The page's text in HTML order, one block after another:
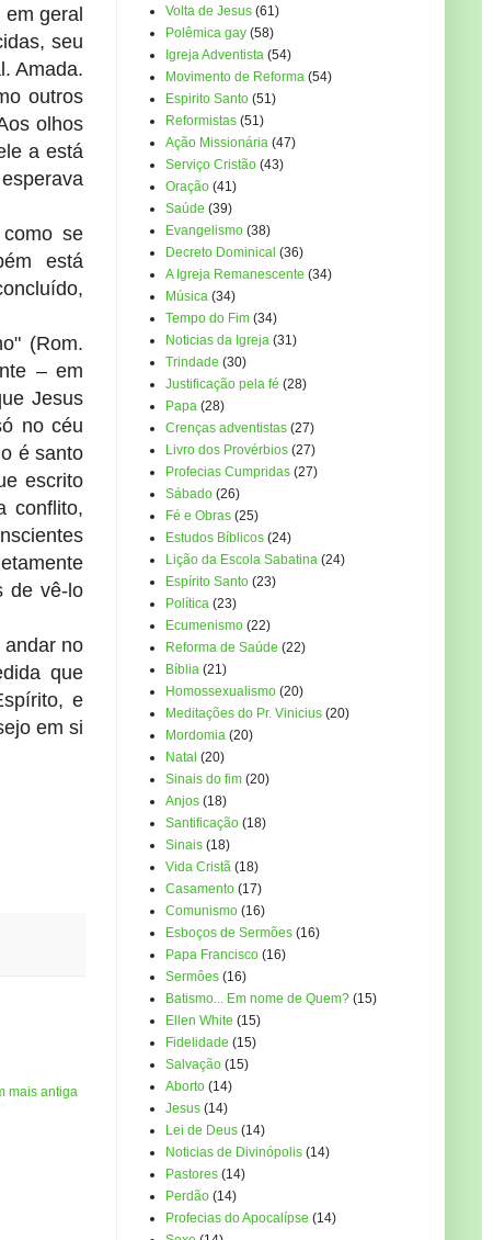
geral
seu
Amada.
outros
olhos
a está
se
está
(Rom.
– em
Jesus
no céu
é santo
escrito
conflito,
de vê-lo
andar no
que
e
em si
mais antiga
Volta de Jesus (61)
Polêmica gay (58)
Igreja Adventista (54)
Movimento de Reforma (54)
Espirito Santo (51)
Reformistas (51)
Ação Missionária (47)
Serviço Cristão (43)
Oração (41)
Saúde (39)
Evangelismo (38)
Decreto Dominical (36)
A Igreja Remanescente (34)
Música (34)
Tempo do Fim (34)
Noticias da Igreja (31)
Trindade (30)
Justificação pela fé (28)
Papa (28)
Crenças adventistas (27)
Livro dos Provérbios (27)
Profecias Cumpridas (27)
Sábado (26)
Fé e Obras (25)
Estudos Bíblicos (24)
Lição da Escola Sabatina (24)
Espírito Santo (23)
Política (23)
Ecumenismo (22)
Reforma de Saúde (22)
Bíblia (21)
Homossexualismo (20)
Meditações do Pr. Vinicius (20)
Mordomia (20)
Natal (20)
Sinais do fim (20)
Anjos (18)
Santificação (18)
Sinais (18)
Vida Cristã (18)
Casamento (17)
Comunismo (16)
Esboços de Sermões (16)
Papa Francisco (16)
Sermôes (16)
Batismo... Em nome de Quem? (15)
Ellen White (15)
Fidelidade (15)
Salvação (15)
Aborto (14)
Jesus (14)
Lei de Deus (14)
Noticias de Divinópolis (14)
Pastores (14)
Perdão (14)
Profecias do Apocalípse (14)